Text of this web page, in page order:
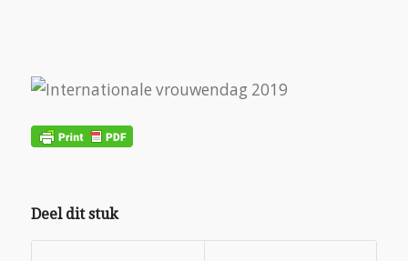
Deel dit stuk